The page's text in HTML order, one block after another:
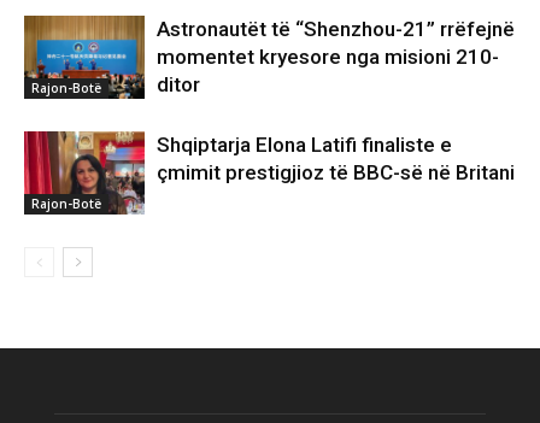
Rajon-Botë
Astronautët të “Shenzhou-21” rrëfejnë
momentet kryesore nga misioni 210-
ditor
Rajon-Botë
Shqiptarja Elona Latifi finaliste e
çmimit prestigjioz të BBC-së në Britani